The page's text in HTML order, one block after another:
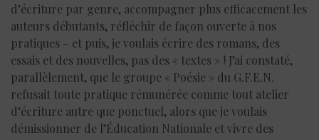
d’écriture par genre, accompagner plus efficacement les
auteurs débutants, réfléchir de façon ouverte à nos
pratiques – et puis, je voulais écrire des romans, des
essais et des nouvelles, pas des « textes » ! J’ai constaté,
parallèlement, que le groupe « Poésie » du G.F.E.N.
refusait toute pratique rémunérée comme tout atelier
d’écriture autre que ponctuel, alors que je voulais
démissionner de l’Éducation Nationale et vivre des